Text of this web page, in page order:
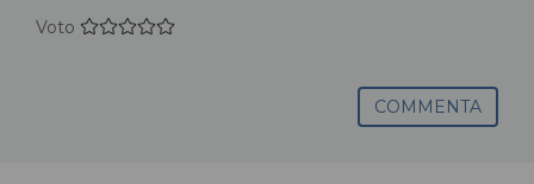
Voto
COMMENTA